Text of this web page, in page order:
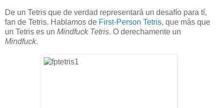
De un Tetris que de verdad representará un desafío para tí,
fan de Tetris. Hablamos de First-Person Tetris, que más que
un Tetris es un Mindfuck Tetris. O derechamente un
Mindfuck.